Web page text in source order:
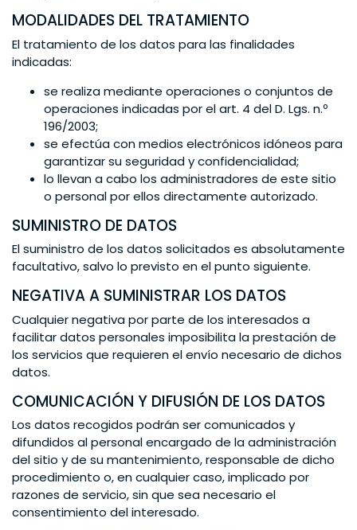
MODALIDADES DEL TRATAMIENTO
El tratamiento de los datos para las finalidades
indicadas:
se realiza mediante operaciones o conjuntos de
operaciones indicadas por el art. 4 del D. Lgs. n.º
196/2003;
se efectúa con medios electrónicos idóneos para
garantizar su seguridad y confidencialidad;
lo llevan a cabo los administradores de este sitio
o personal por ellos directamente autorizado.
SUMINISTRO DE DATOS
El suministro de los datos solicitados es absolutamente
facultativo, salvo lo previsto en el punto siguiente.
NEGATIVA A SUMINISTRAR LOS DATOS
Cualquier negativa por parte de los interesados a
facilitar datos personales imposibilita la prestación de
los servicios que requieren el envío necesario de dichos
datos.
COMUNICACIÓN Y DIFUSIÓN DE LOS DATOS
Los datos recogidos podrán ser comunicados y
difundidos al personal encargado de la administración
del sitio y de su mantenimiento, responsable de dicho
procedimiento o, en cualquier caso, implicado por
razones de servicio, sin que sea necesario el
consentimiento del interesado.